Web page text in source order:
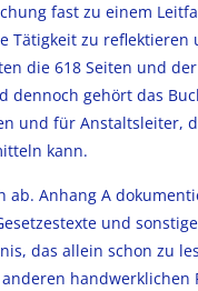
fast zu einem
Tätigkeit zu
die 618 Seiten und
gehört das
und für Anstaltsleiter,
kann.
Anhang A
und
das allein schon zu